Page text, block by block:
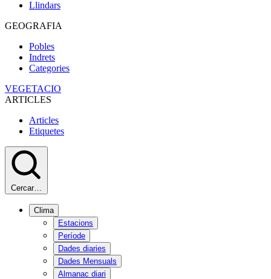
Llindars
GEOGRAFIA
Pobles
Indrets
Categories
VEGETACIO
ARTICLES
Articles
Etiquetes
Cercar…
Clima
Estacions
Període
Dades diaries
Dades Mensuals
Almanac diari